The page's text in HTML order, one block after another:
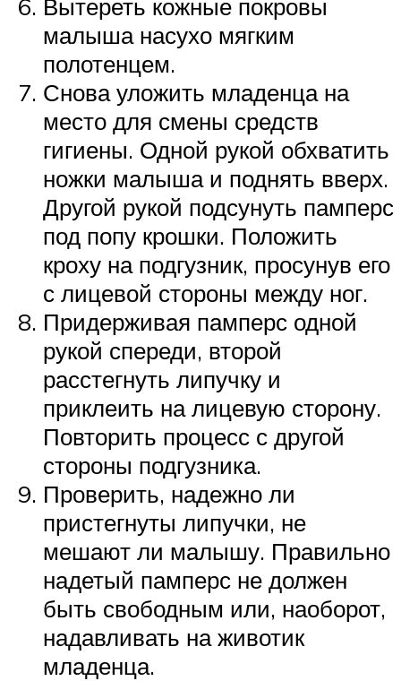
Вытереть кожные покровы
малыша насухо мягким
полотенцем.
Снова уложить младенца на
место для смены средств
гигиены. Одной рукой обхватить
ножки малыша и поднять вверх.
Другой рукой подсунуть памперс
под попу крошки. Положить
кроху на подгузник, просунув его
с лицевой стороны между ног.
Придерживая памперс одной
рукой спереди, второй
расстегнуть липучку и
приклеить на лицевую сторону.
Повторить процесс с другой
стороны подгузника.
Проверить, надежно ли
пристегнуты липучки, не
мешают ли малышу. Правильно
надетый памперс не должен
быть свободным или, наоборот,
надавливать на животик
младенца.